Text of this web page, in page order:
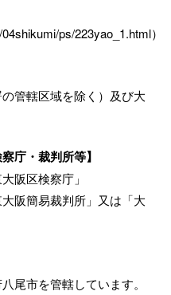
ps/223yao_1.html）
管轄区域を除く）及び大
庁・裁判所等】
阪区検察庁」
阪簡易裁判所」又は「大
尾市を管轄しています。